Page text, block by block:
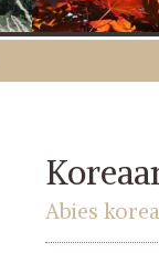
Abies